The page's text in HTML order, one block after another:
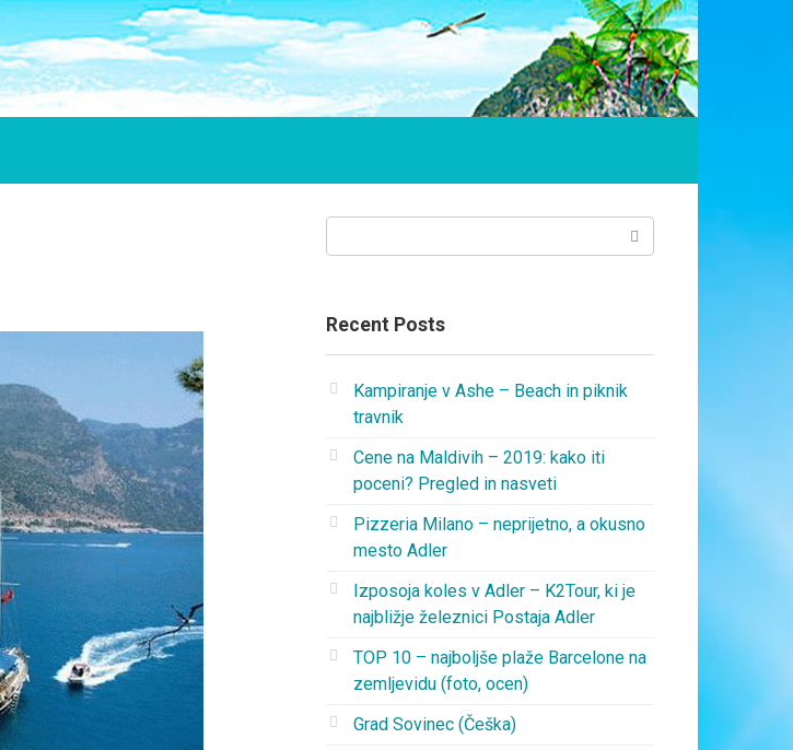
Recent Posts
Kampiranje v Ashe – Beach in piknik
travnik
Cene na Maldivih – 2019: kako iti
poceni? Pregled in nasveti
Pizzeria Milano – neprijetno, a okusno
mesto Adler
Izposoja koles v Adler – K2Tour, ki je
najbližje železnici Postaja Adler
TOP 10 – najboljše plaže Barcelone na
zemljevidu (foto, ocen)
Grad Sovinec (Češka)